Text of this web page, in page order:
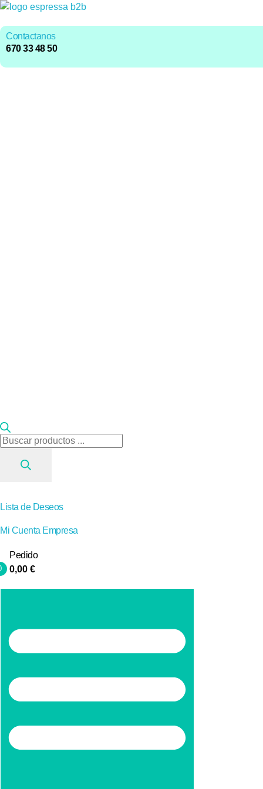
Contactanos
670 33 48 50
Búsqueda
productos
Lista de Deseos
Mi Cuenta Empresa
Pedido
0,00 €